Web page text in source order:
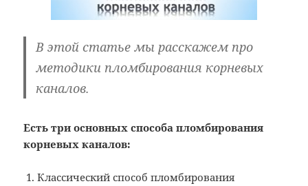
В этой статье мы расскажем про
методики пломбирования корневых
каналов.
Есть три основных способа пломбирования
корневых каналов:
Классический способ пломбирования